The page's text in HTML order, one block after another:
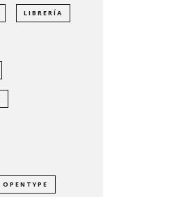
LIBRERÍA
OPENTYPE